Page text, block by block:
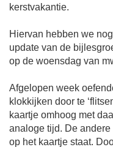
kerstvakantie.
Hiervan hebben we
update van de
op de woensdag van
Afgelopen week
klokkijken door te
kaartje omhoog met
analoge tijd. De
op het kaartje staat.